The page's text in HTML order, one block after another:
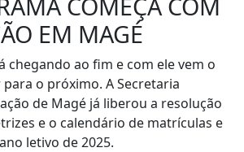
EM MAGÉ
chegando ao fim e com ele vem o
o próximo. A Secretaria
de Magé já liberou a resolução
e o calendário de matrículas e
letivo de 2025.